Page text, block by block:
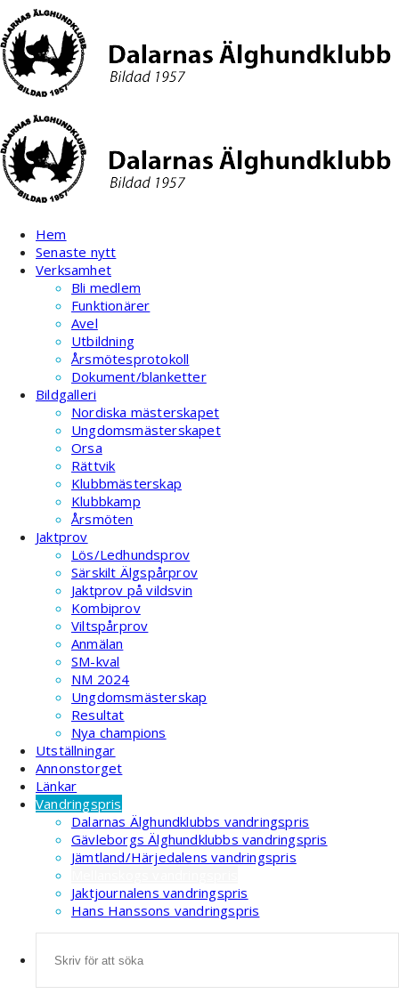
Hoppa
till
innehåll
Hem
Senaste nytt
Verksamhet
Bli medlem
Funktionärer
Avel
Utbildning
Årsmötesprotokoll
Dokument/blanketter
Bildgalleri
Nordiska mästerskapet
Ungdomsmästerskapet
Orsa
Rättvik
Klubbmästerskap
Klubbkamp
Årsmöten
Jaktprov
Lös/Ledhundsprov
Särskilt Älgspårprov
Jaktprov på vildsvin
Kombiprov
Viltspårprov
Anmälan
SM-kval
NM 2024
Ungdomsmästerskap
Resultat
Nya champions
Utställningar
Annonstorget
Länkar
Vandringspris
Dalarnas Älghundklubbs vandringspris
Gävleborgs Älghundklubbs vandringspris
Jämtland/Härjedalens vandringspris
Jaktjournalens vandringspris
Hans Hanssons vandringspris
efter: